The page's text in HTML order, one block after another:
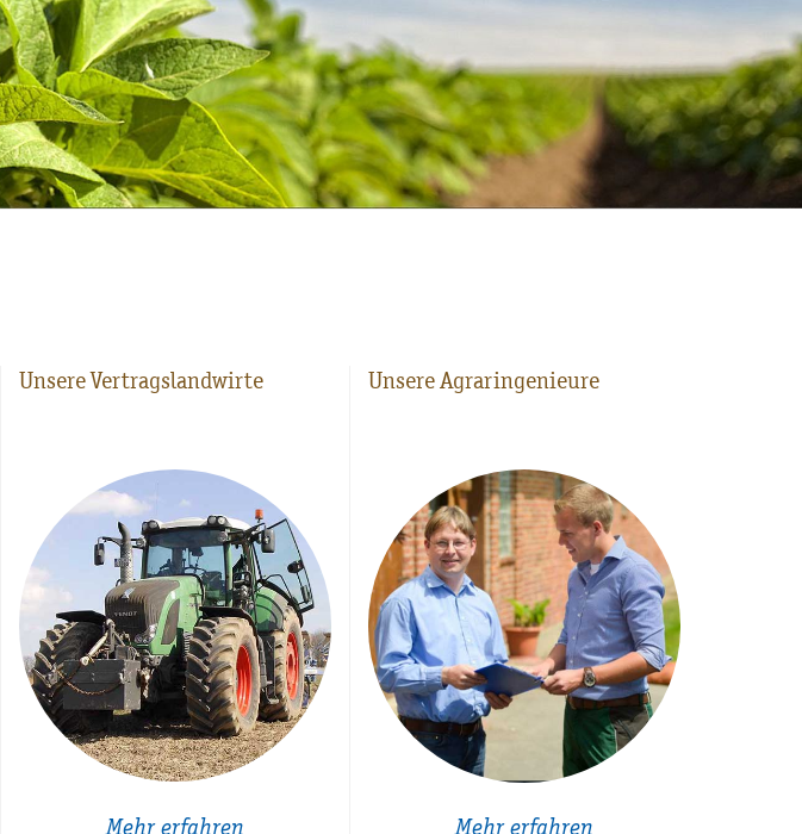
Unsere Vertragslandwirte
Mehr erfahren
Unsere Agraringenieure
Mehr erfahren